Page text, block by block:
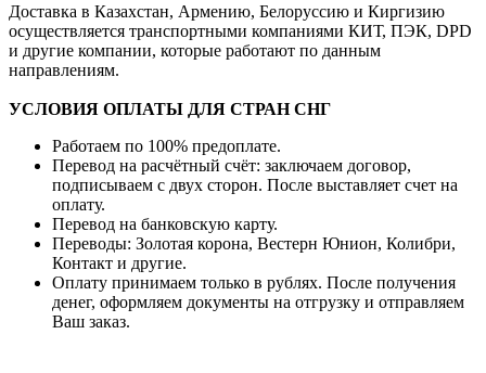
Доставка в Казахстан, Армению, Белоруссию и Киргизию
осуществляется транспортными компаниями КИТ, ПЭК, DPD
и другие компании, которые работают по данным
направлениям.
УСЛОВИЯ ОПЛАТЫ ДЛЯ СТРАН СНГ
Работаем по 100% предоплате.
Перевод на расчётный счёт: заключаем договор,
подписываем с двух сторон. После выставляет счет на
оплату.
Перевод на банковскую карту.
Переводы: Золотая корона, Вестерн Юнион, Колибри,
Контакт и другие.
Оплату принимаем только в рублях. После получения
денег, оформляем документы на отгрузку и отправляем
Ваш заказ.